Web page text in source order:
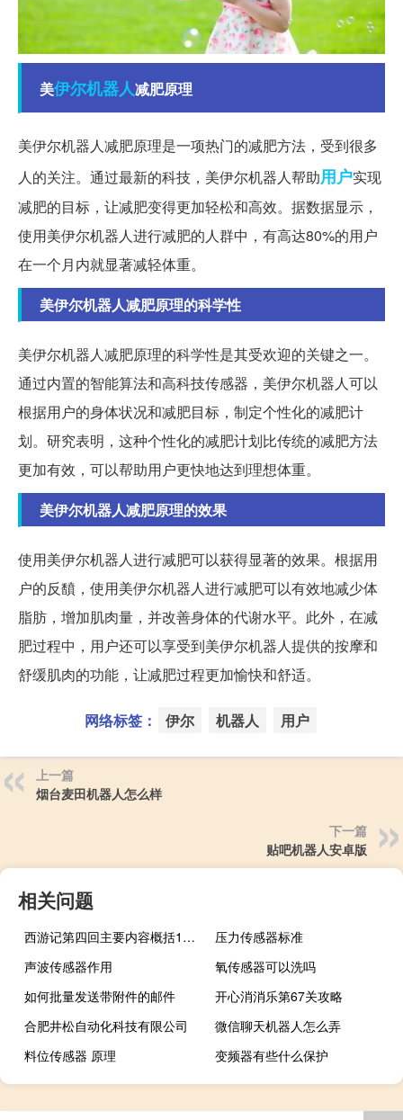
美伊尔机器人减肥原理
美伊尔机器人减肥原理是一项热门的减肥方法，受到很多
人的关注。通过最新的科技，美伊尔机器人帮助用户实现
减肥的目标，让减肥变得更加轻松和高效。据数据显示，
使用美伊尔机器人进行减肥的人群中，有高达80%的用户
在一个月内就显著减轻体重。
美伊尔机器人减肥原理的科学性
美伊尔机器人减肥原理的科学性是其受欢迎的关键之一。
通过内置的智能算法和高科技传感器，美伊尔机器人可以
根据用户的身体状况和减肥目标，制定个性化的减肥计
划。研究表明，这种个性化的减肥计划比传统的减肥方法
更加有效，可以帮助用户更快地达到理想体重。
美伊尔机器人减肥原理的效果
使用美伊尔机器人进行减肥可以获得显著的效果。根据用
户的反馩，使用美伊尔机器人进行减肥可以有效地减少体
脂肪，增加肌肉量，并改善身体的代谢水平。此外，在减
肥过程中，用户还可以享受到美伊尔机器人提供的按摩和
舒缓肌肉的功能，让减肥过程更加愉快和舒适。
网络标签： 伊尔 机器人 用户
上一篇
烟台麦田机器人怎么样
下一篇
贴吧机器人安卓版
相关问题
西游记第四回主要内容概括100字（西游记 第四回主要内容）
压力传感器标准
声波传感器作用
氧传感器可以洗吗
如何批量发送带附件的邮件
开心消消乐第67关攻略
合肥井松自动化科技有限公司
微信聊天机器人怎么弄
料位传感器 原理
变频器有些什么保护